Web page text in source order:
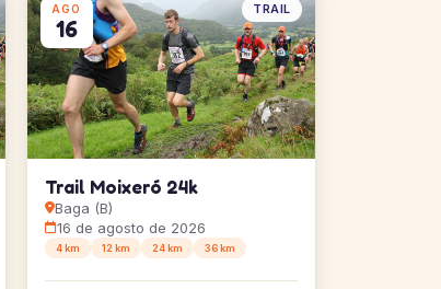
AGO
16
TRAIL
Trail Moixeró 24k
Baga (B)
16 de agosto de 2026
4 km 12 km 24 km 36 km